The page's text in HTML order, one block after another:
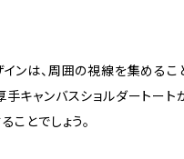
ンは、周囲の視線を集めるこ
キャンバスショルダートート
とでしょう。